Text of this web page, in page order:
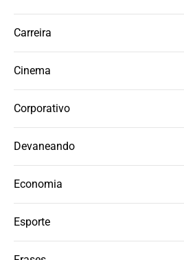
Carreira
Cinema
Corporativo
Devaneando
Economia
Esporte